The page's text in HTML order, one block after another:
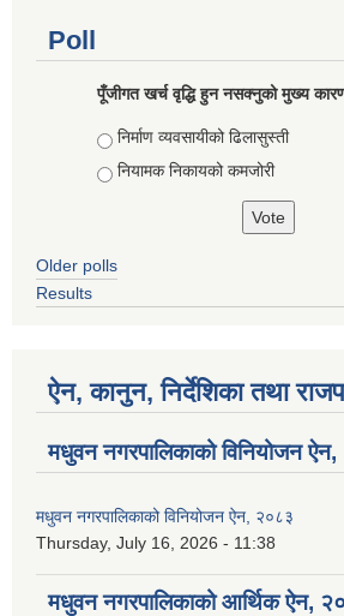
Poll
पूँजीगत खर्च वृद्धि हुन नसक्नुको मुख्य
Choices
निर्माण व्यवसायीको ढिलासुस्ती
नियामक निकायको कमजोरी
Older polls
Results
ऐन, कानुन, निर्देशिका तथा
मधुवन नगरपालिकाको विनियोजन
मधुवन नगरपालिकाको विनियोजन ऐन, २०८३
Thursday, July 16, 2026 - 11:38
मधुवन नगरपालिकाको आर्थिक ऐन,